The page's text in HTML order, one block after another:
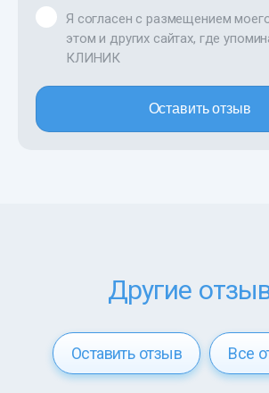
Я согласен с размещением
этом и других сайтах, где
КЛИНИК
Оставить отзыв
Другие
Оставить отзыв Все